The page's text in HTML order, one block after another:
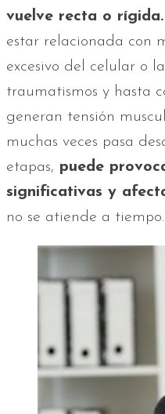
vuelve recta o rígida.
estar relacionada con
excesivo del celular o
traumatismos y hasta
generan tensión
muchas veces pasa
etapas, puede
significativas y
no se atiende a tiempo.